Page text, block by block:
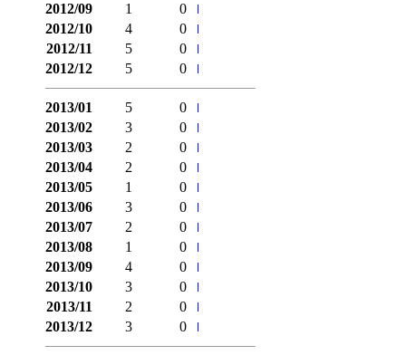
2012/09
1
0
2012/10
4
0
2012/11
5
0
2012/12
5 0
2013/01 5
0
2013/02
3
0
2013/03
2
0
2013/04
2
0
2013/05
1
0
2013/06
3
0
2013/07
2
0
2013/08
1
0
2013/09
4
0
2013/10
3
0
2013/11
2
0
2013/12
3 0